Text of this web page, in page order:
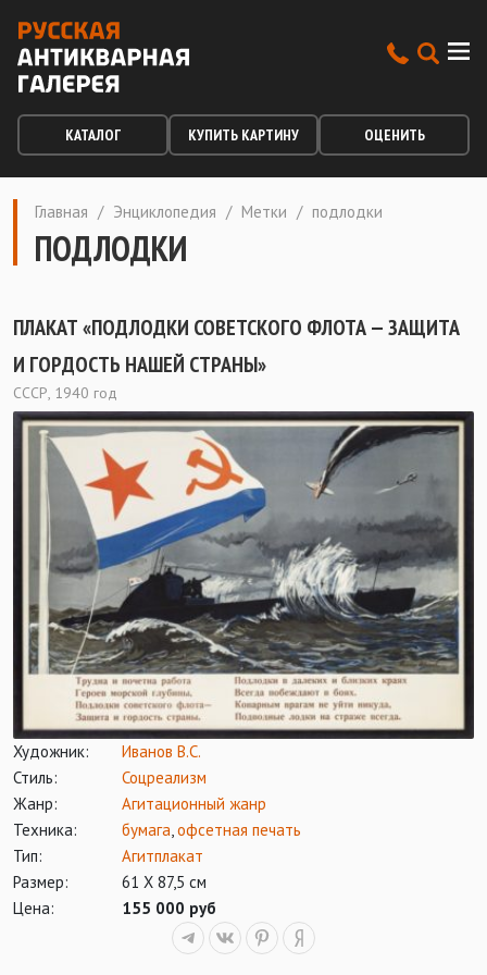
КАТАЛОГ КУПИТЬ КАРТИНУ ОЦЕНИТЬ
Главная / Энциклопедия / Метки / подлодки
ПОДЛОДКИ
ПЛАКАТ «ПОДЛОДКИ СОВЕТСКОГО ФЛОТА — ЗАЩИТА
И ГОРДОСТЬ НАШЕЙ СТРАНЫ»
СССР, 1940 год
Художник:
Иванов В.С.
Стиль:
Соцреализм
Жанр:
Агитационный жанр
Техника:
бумага,офсетная печать
Тип:
Агитплакат
Размер:
61 Х 87,5 см
Цена:
155 000 руб